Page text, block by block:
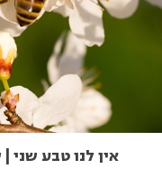
אין לנו טבע שני